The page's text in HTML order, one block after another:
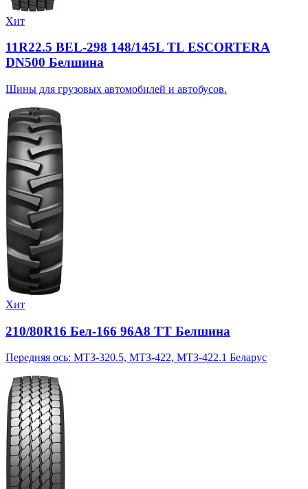
Хит
11R22.5 BEL-298 148/145L TL ESCORTERA
DN500 Белшина
Шины для грузовых автомобилей и автобусов.
Хит
210/80R16 Бел-166 96A8 TT Белшина
Передняя ось: МТЗ-320.5, МТЗ-422, МТЗ-422.1 Беларус